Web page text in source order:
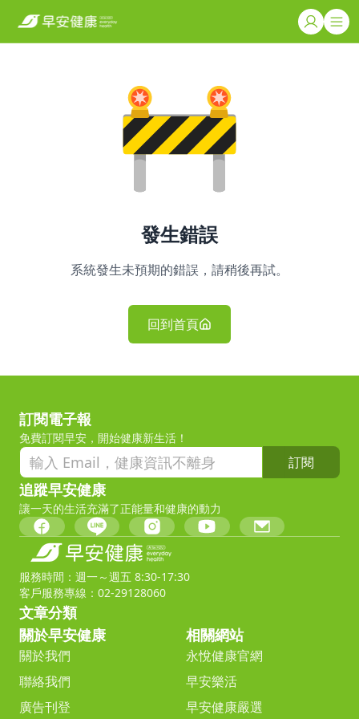
發生錯誤
系統發生未預期的錯誤，請稍後再試。
回到首頁
訂閱電子報
免費訂閱早安，開始健康新生活！
訂閱
追蹤早安健康
讓一天的生活充滿了正能量和健康的動力
服務時間：週一～週五 8:30-17:30
客戶服務專線：02-29128060
文章分類
關於早安健康
關於我們
聯絡我們
廣告刊登
相關網站
永悅健康官網
早安樂活
早安健康嚴選